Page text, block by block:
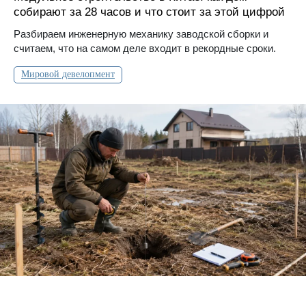
собирают за 28 часов и что стоит за этой цифрой
Разбираем инженерную механику заводской сборки и
считаем, что на самом деле входит в рекордные сроки.
Мировой девелопмент